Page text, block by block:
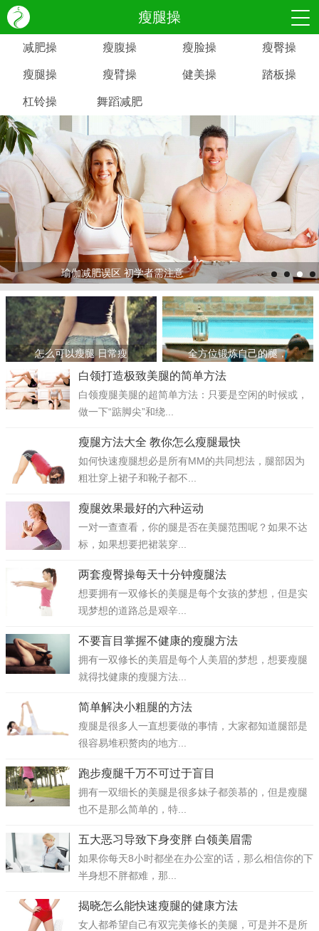
瘦腿操
减肥操 瘦腹操 瘦脸操 瘦臀操
瘦腿操 瘦臂操 健美操 踏板操
杠铃操 舞蹈减肥
瑜伽减肥误区 初学者需注意
>
怎么可以瘦腿 日常瘦
>
全方位锻炼自己的腿，
白领打造极致美腿的简单方法
白领瘦腿美腿的超简单方法：只要是空闲的时候或，
做一下“踮脚尖”和绕...
瘦腿方法大全 教你怎么瘦腿最快
如何快速瘦腿想必是所有MM的共同想法，腿部因为
粗壮穿上裙子和靴子都不...
瘦腿效果最好的六种运动
一对一查查看，你的腿是否在美腿范围呢？如果不达
标，如果想要把裙装穿...
两套瘦臀操每天十分钟瘦腿法
想要拥有一双修长的美腿是每个女孩的梦想，但是实
现梦想的道路总是艰辛...
不要盲目掌握不健康的瘦腿方法
拥有一双修长的美眉是每个人美眉的梦想，想要瘦腿
就得找健康的瘦腿方法...
简单解决小粗腿的方法
瘦腿是很多人一直想要做的事情，大家都知道腿部是
很容易堆积赘肉的地方...
跑步瘦腿千万不可过于盲目
拥有一双细长的美腿是很多妹子都羡慕的，但是瘦腿
也不是那么简单的，特...
五大恶习导致下身变胖 白领美眉需
如果你每天8小时都坐在办公室的话，那么相信你的下
半身想不胖都难，那...
揭晓怎么能快速瘦腿的健康方法
女人都希望自己有双完美修长的美腿，可是并不是所